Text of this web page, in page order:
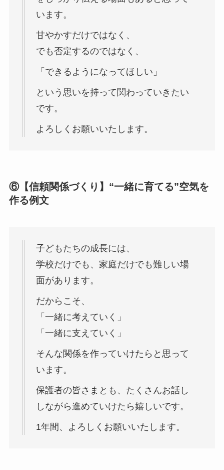
います。
甘やかすだけではなく、
でも否定するのではなく、
「できるようになってほしい」
という思いを持って関わっていきたい
です。
よろしくお願いいたします。
⑥【信頼関係づくり】“一緒に育てる”空気を
作る例文
子どもたちの成長には、
学校だけでも、家庭だけでも難しい場
面があります。
だからこそ、
「一緒に考えていく」
「一緒に支えていく」
そんな関係を作っていけたらと思って
います。
保護者の皆さまとも、たくさんお話し
しながら進めていけたら嬉しいです。
1年間、よろしくお願いいたします。